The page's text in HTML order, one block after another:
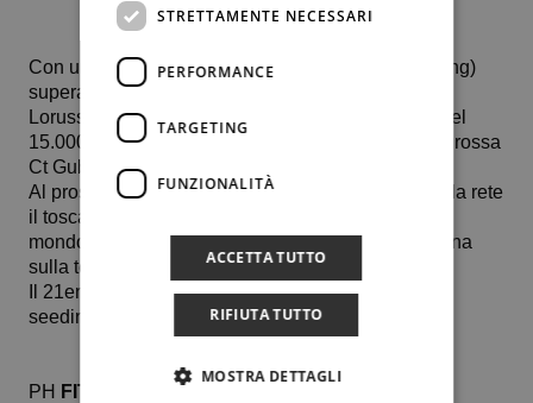
Con un duplice 6-4, 𝑮𝒂𝒃𝒓𝒊𝒆𝒍𝒆 𝑷𝒊𝒓𝒂𝒊𝒏𝒐 (447 del ranking)
supera la resistenza del 25enne pugliese Lorenzo
Lorusso e stacca così il pass per i quarti di finale del
15.000 dollari Itf in corso di svolgimento sulla terra rossa
Ct Gubbio.
Al prossimo turno, “Pira” troverà dall’altra parte della rete
il toscano Michele Ribecai, 22 anni, numero 814 al
mondo, reduce dalla finale persa la scorsa settimana
sulla terra rossa slovena di Litija.
Il 21enne mancino è la seconda testa di serie del
seeding umbro.
PH FITP
STRETTAMENTE NECESSARI
PERFORMANCE
TARGETING
FUNZIONALITÀ
ACCETTA TUTTO
RIFIUTA TUTTO
MOSTRA DETTAGLI